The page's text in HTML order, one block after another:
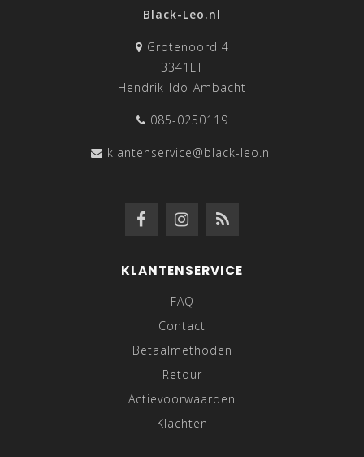
Black-Leo.nl
Grotenoord 4
3341LT
Hendrik-Ido-Ambacht
085-0250119
klantenservice@black-leo.nl
KLANTENSERVICE
FAQ
Contact
Betaalmethoden
Retour
Actievoorwaarden
Klachten